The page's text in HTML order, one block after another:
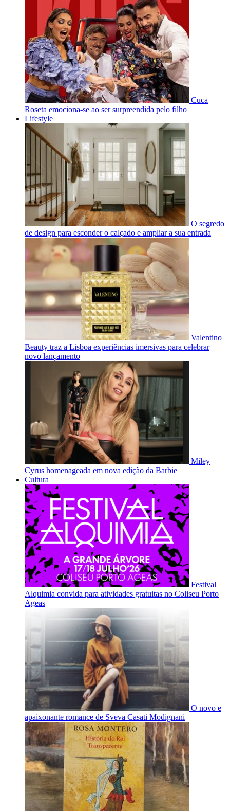
Cuca
Roseta emociona-se ao ser surpreendida pelo filho
Lifestyle
O segredo
de design para esconder o calçado e ampliar a sua entrada
Valentino
Beauty traz a Lisboa experiências imersivas para celebrar
novo lançamento
Miley
Cyrus homenageada em nova edição da Barbie
Cultura
Festival
Alquimia convida para atividades gratuitas no Coliseu Porto
Ageas
O novo e
apaixonante romance de Sveva Casati Modignani